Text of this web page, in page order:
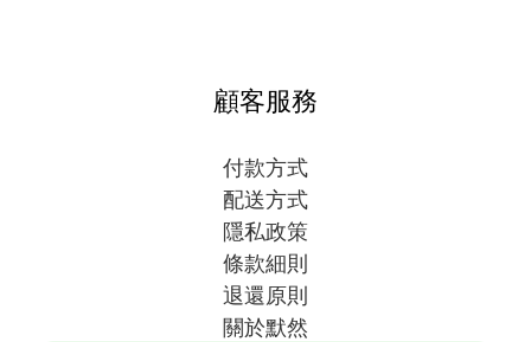
顧客服務
付款方式
配送方式
隱私政策
條款細則
退還原則
關於默然